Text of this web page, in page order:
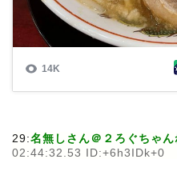
29:名無しさん＠２ろぐちゃん
02:44:32.53 ID:+6h3IDk+0